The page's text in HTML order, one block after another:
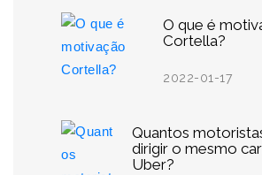
O que é
Cortella?
2022-01-17
Quantos
dirigir o mesmo
Uber?